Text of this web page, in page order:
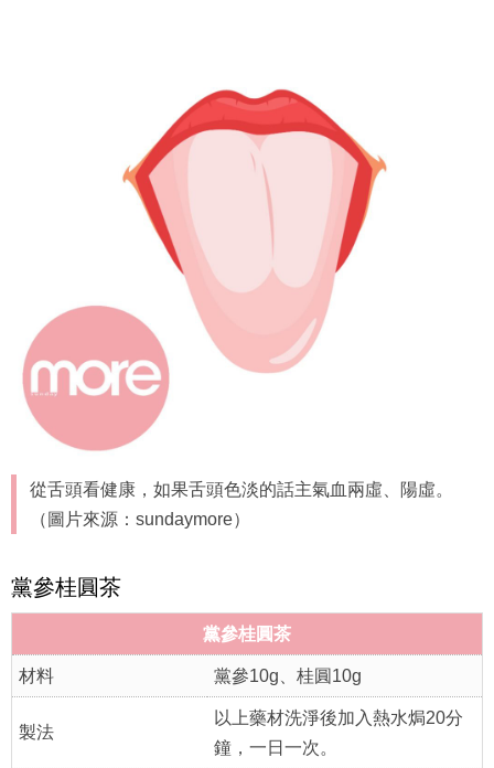
從舌頭看健康，如果舌頭色淡的話主氣血兩虛、陽虛。
（圖片來源：sundaymore）
黨參桂圓茶
黨參桂圓茶
材料 黨參10g、桂圓10g
製法
以上藥材洗淨後加入熱水焗20分
鐘，一日一次。